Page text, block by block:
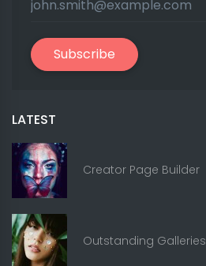
Subscribe
LATEST
Creator Page Builder
Outstanding Galleries